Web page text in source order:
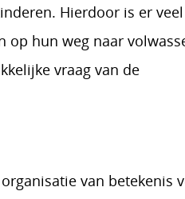
Hierdoor is er
op hun weg naar
vraag van de
van betekenis